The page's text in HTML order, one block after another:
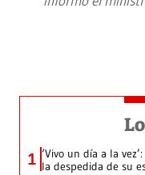
1 ‘Vivo un día a la
la despedida de su